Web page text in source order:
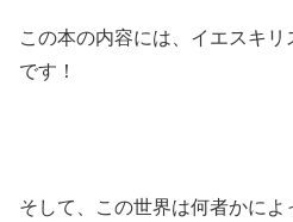
この本の内容には、イエスキ
です！
そして、この世界は何者かに